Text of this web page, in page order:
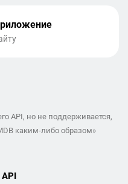
API, но не поддерживается,
каким-либо образом»
API